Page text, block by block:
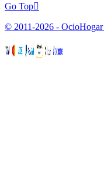
Go Top
© 2011-2026 -